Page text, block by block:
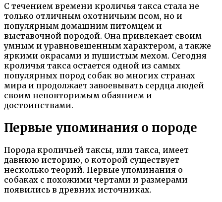
С течением времени кроличья такса стала не
только отличным охотничьим псом, но и
популярным домашним питомцем и
выставочной породой. Она привлекает своим
умным и уравновешенным характером, а также
яркими окрасами и пушистым мехом. Сегодня
кроличья такса остается одной из самых
популярных пород собак во многих странах
мира и продолжает завоевывать сердца людей
своим неповторимым обаянием и
достоинствами.
Первые упоминания о породе
Порода кроличьей таксы, или такса, имеет
давнюю историю, о которой существует
несколько теорий. Первые упоминания о
собаках с похожими чертами и размерами
появились в древних источниках.